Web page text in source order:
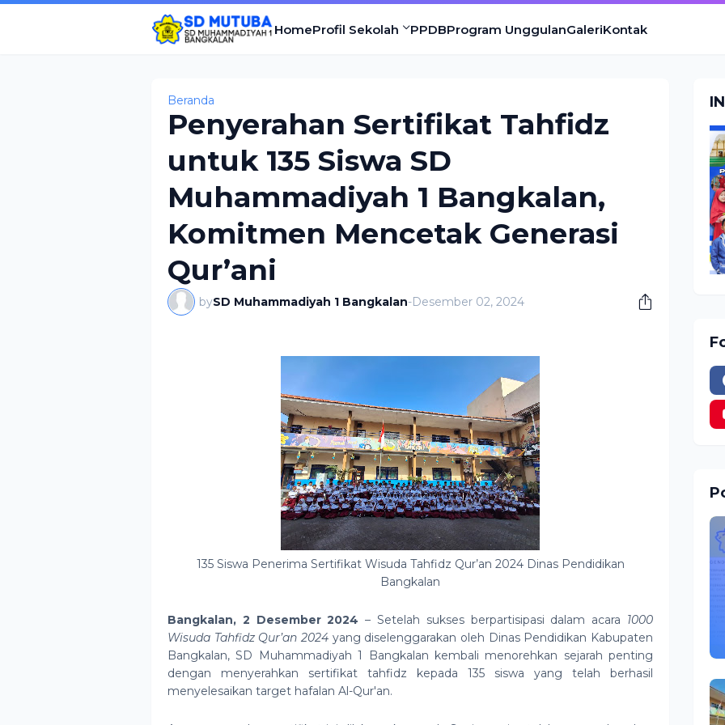
HomeProfil Sekolah PPDBProgram UnggulanGaleriKontak
Beranda
Penyerahan Sertifikat Tahfidz
untuk 135 Siswa SD
Muhammadiyah 1 Bangkalan,
Komitmen Mencetak Generasi
Qur’ani
bySD Muhammadiyah 1 Bangkalan-Desember 02, 2024
135 Siswa Penerima Sertifikat Wisuda Tahfidz Qur’an 2024 Dinas Pendidikan
Bangkalan
Bangkalan, 2 Desember 2024 – Setelah sukses berpartisipasi dalam acara 1000
Wisuda Tahfidz Qur’an 2024 yang diselenggarakan oleh Dinas Pendidikan Kabupaten
Bangkalan, SD Muhammadiyah 1 Bangkalan kembali menorehkan sejarah penting
dengan menyerahkan sertifikat tahfidz kepada 135 siswa yang telah berhasil
menyelesaikan target hafalan Al-Qur'an.